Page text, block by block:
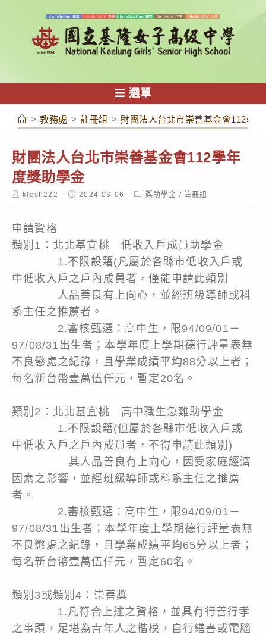
容
選單
> 教務處 > 註冊組 > 財團法人台北市崇善基金會112學
財團法人台北市崇善基金會112學年
度獎助學金
Postklgsh222
Post2024-03-06
Post獎助學金 / 註冊組
申請資格
類別1：北北基宜桃 低收入戶成員助學金
1.不限設籍(凡屬於各縣市低收入戶或
中低收入戶之戶內成員者，僅能申請此類別
人品善良有上向心，並經班級導師或科
系主任之推薦者。
2.審核甄選：高中生，限94/09/01－
97/08/31出生者；本學年度上學期德行評量表無
不良懲處之紀錄，且學業成績平均88分以上者；
每名新台幣壹萬伍仟元，暫定20名。
類別2：北北基宜桃 高中職生急難助學金
1.不限設籍(但屬於各縣市低收入戶或
中低收入戶之戶內成員者，不得申請此類別)
其人品善良有上向心，因受家庭經濟
因素之影響，並經班級導師或科系主任之推薦
者。
2.審核甄選：高中生，限94/09/01－
97/08/31出生者；本學年度上學期德行評量表無
不良懲處之紀錄，且學業成績平均65分以上者；
每名新台幣壹萬伍仟元，暫定60名。
類別3或類別4：崇善獎
1.凡符合上述之資格，並具有行善行孝
之事蹟，足堪為青年人之楷模，自行繕書或電腦